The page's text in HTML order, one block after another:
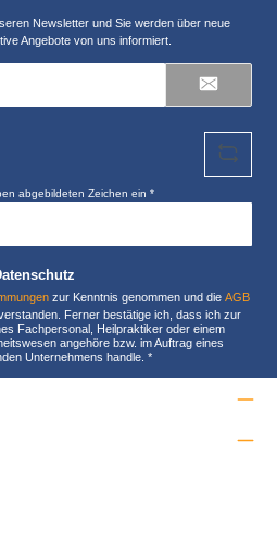
Newsletter und Sie werden über neue
Angebote von uns informiert.
abgebildeten Zeichen ein*
zur Kenntnis genommen und dieAGB
Ferner bestätige ich, dass ich zur
Fachpersonal, Heilpraktiker oder einem
angehöre bzw. im Auftrag eines
Unternehmens handle.*